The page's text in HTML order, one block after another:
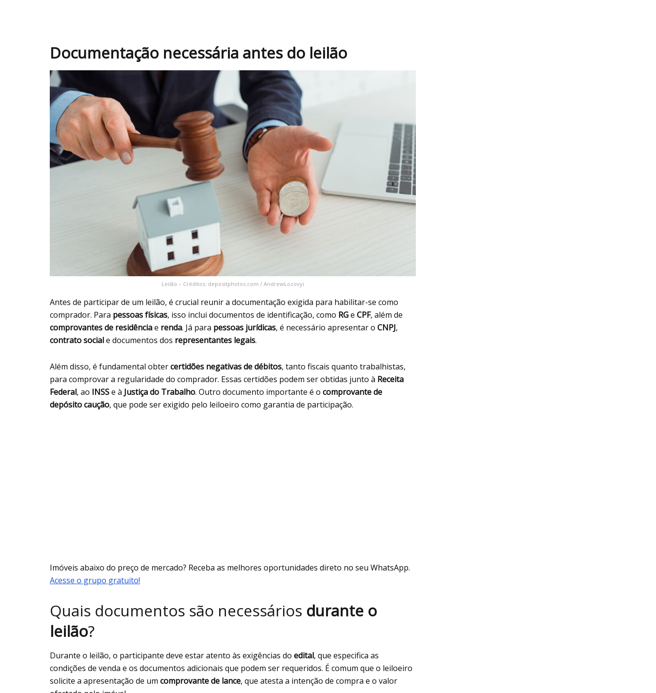
Documentação necessária antes do leilão
Leilão – Créditos: depositphotos.com / AndrewLozovyi
Antes de participar de um leilão, é crucial reunir a documentação exigida para habilitar-se como
comprador. Para pessoas físicas, isso inclui documentos de identificação, como RGe CPF, além de
comprovantes de residênciae renda. Já para pessoas jurídicas, é necessário apresentar o CNPJ,
contrato sociale documentos dos representantes legais.
Além disso, é fundamental obtercertidões negativas de débitos, tanto fiscais quanto trabalhistas,
para comprovar a regularidade do comprador. Essas certidões podem ser obtidas junto à Receita
Federal, ao INSSe à Justiça do Trabalho. Outro documento importante é o comprovante de
depósito caução, que pode ser exigido pelo leiloeiro como garantia de participação.
Imóveis abaixo do preço de mercado? Receba as melhores oportunidades direto no seu WhatsApp.
Acesse o grupo gratuito!
Quais documentos são necessários durante o
leilão?
Durante o leilão, o participante deve estar atento às exigências do edital, que especifica as
condições de venda e os documentos adicionais que podem ser requeridos. É comum que o leiloeiro
solicite a apresentação de um comprovante de lance, que atesta a intenção de compra e o valor